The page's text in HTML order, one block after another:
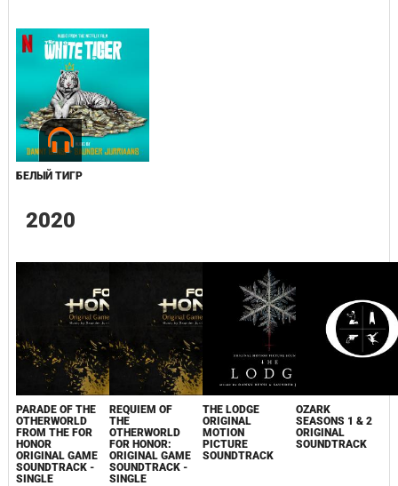
БЕЛЫЙ ТИГР
2020
PARADE OF THE
OTHERWORLD
FROM THE FOR
HONOR
ORIGINAL GAME
SOUNDTRACK -
SINGLE
REQUIEM OF
THE
OTHERWORLD
FOR HONOR:
ORIGINAL GAME
SOUNDTRACK -
SINGLE
THE LODGE
ORIGINAL
MOTION
PICTURE
SOUNDTRACK
OZARK
SEASONS 1 & 2
ORIGINAL
SOUNDTRACK